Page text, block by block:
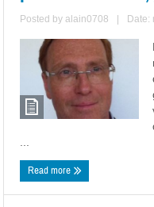
Posted byalain0708 Date:
Read more